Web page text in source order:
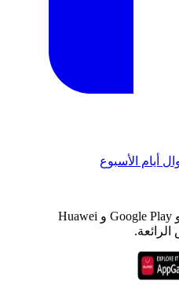
أيام الأسبوع
قم بتنزيل تطبيقنا من App Store و Google Play و Huawei